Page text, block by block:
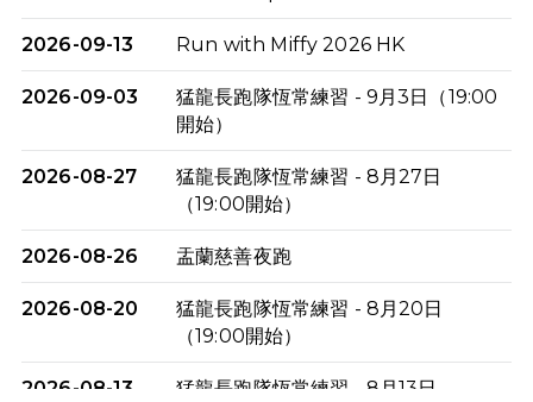
2026-09-13 Run with Miffy 2026 HK
2026-09-03
猛龍長跑隊恆常練習 - 9月3日（19:00
開始）
2026-08-27
猛龍長跑隊恆常練習 - 8月27日
（19:00開始）
2026-08-26 盂蘭慈善夜跑
2026-08-20
猛龍長跑隊恆常練習 - 8月20日
（19:00開始）
2026-08-13
猛龍長跑隊恆常練習 - 8月13日